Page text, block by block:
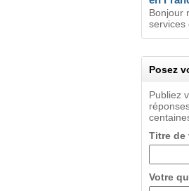
Bonjour
services
Posez
Publiez
Titre de
Votre